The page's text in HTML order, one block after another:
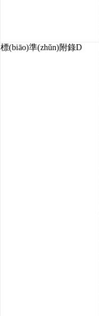
標(biāo)準(zhǔn)附錄D